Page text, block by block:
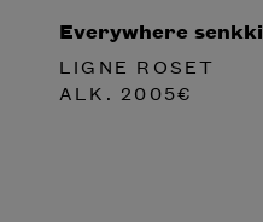
Everywhere senkki
LIGNE ROSET
ALK. 2005€